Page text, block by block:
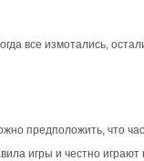
все измотались,
предположить, что
игры и честно